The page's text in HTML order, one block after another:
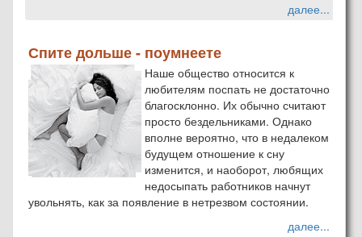
далее...
Спите дольше - поумнеете
Наше общество относится к
любителям поспать не достаточно
благосклонно. Их обычно считают
просто бездельниками. Однако
вполне вероятно, что в недалеком
будущем отношение к сну
изменится, и наоборот, любящих
недосыпать работников начнут
увольнять, как за появление в нетрезвом состоянии.
далее...